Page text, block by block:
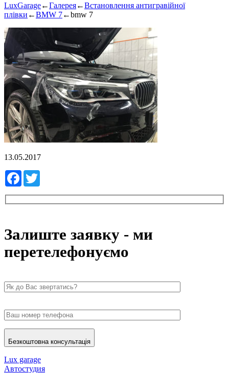
LuxGarage←Галерея←Встановлення антигравійної
плівки ←BMW 7←bmw 7
13.05.2017
Facebook
Залиште заявку - ми
перетелефонуємо
Безкоштовна консультація
Lux garage
Автостудия